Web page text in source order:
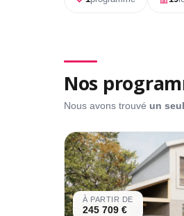
Nos
Nous avons trouvé un
À PARTIR DE
245 709 €